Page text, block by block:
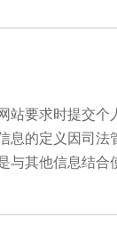
站要求时提交
息的定义因司
其他信息结